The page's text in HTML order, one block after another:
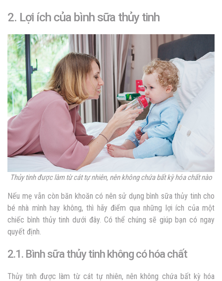
2. Lợi ích của bình sữa thủy tinh
Thủy tinh được làm từ cát tự nhiên, nên không chứa bất kỳ hóa chất nào
Nếu mẹ vẫn còn băn khoăn có nên sử dụng bình sữa thủy tinh cho
bé nhà mình hay không, thì hãy điểm qua những lợi ích của một
chiếc bình thủy tinh dưới đây. Có thể chúng sẽ giúp bạn có ngay
quyết định.
2.1. Bình sữa thủy tinh không có hóa chất
Thủy tinh được làm từ cát tự nhiên, nên không chứa bất kỳ hóa